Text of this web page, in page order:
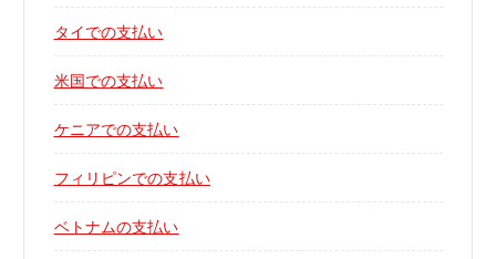
タイでの支払い
米国での支払い
ケニアでの支払い
フィリピンでの支払い
ベトナムの支払い